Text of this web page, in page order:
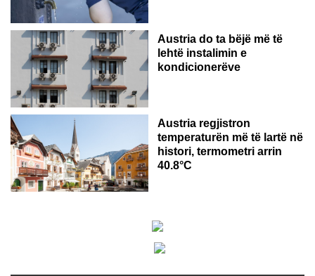
Austria do ta bëjë më të
lehtë instalimin e
kondicionerëve
Austria regjistron
temperaturën më të lartë në
histori, termometri arrin
40.8°C